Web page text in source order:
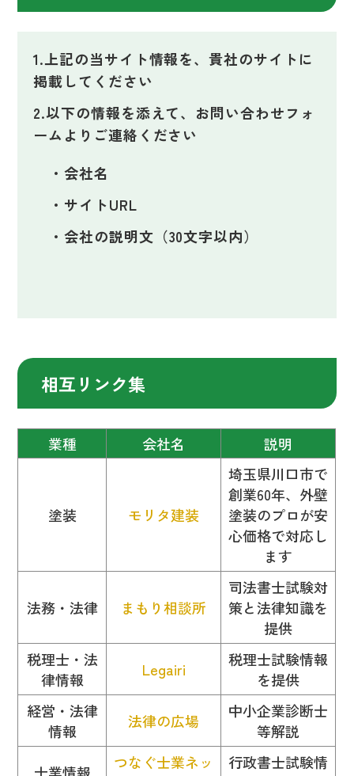
上記の当サイト情報を、貴社のサイトに
掲載してください
以下の情報を添えて、お問い合わせフォ
ームよりご連絡ください
会社名
サイトURL
会社の説明文（30文字以内）
相互リンク集
業種 会社名 説明
塗装 モリタ建装
埼玉県川口市で
創業60年、外壁
塗装のプロが安
心価格で対応し
ます
法務・法律 まもり相談所
司法書士試験対
策と法律知識を
提供
税理士・法
律情報
Legairi
税理士試験情報
を提供
経営・法律
情報
法律の広場
中小企業診断士
等解説
つなぐ士業ネッ
行政書士試験情